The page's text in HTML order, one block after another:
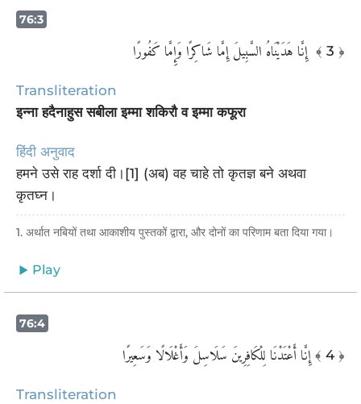
76:3
﴾ 3 ﴿
Transliteration
इन्ना हदैनाहुस सबीला इम्मा शकिरौ व इम्मा कफूरा
हिंदी अनुवाद
हमने उसे राह दर्शा दी।[1] (अब) वह चाहे तो कृतज्ञ बने अथवा
कृतघ्न।
1. अर्थात नबियों तथा आकाशीय पुस्तकों द्वारा, और दोनों का परिणाम बता दिया गया।
Play
76:4
﴾ 4 ﴿
Transliteration